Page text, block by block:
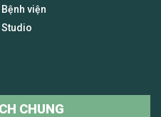
Bệnh viện
Studio
CHUNG